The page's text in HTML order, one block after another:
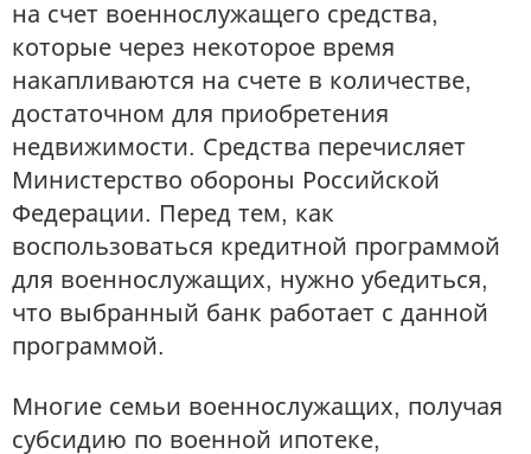
на счет военнослужащего средства,
которые через некоторое время
накапливаются на счете в количестве,
достаточном для приобретения
недвижимости. Средства перечисляет
Министерство обороны Российской
Федерации. Перед тем, как
воспользоваться кредитной программой
для военнослужащих, нужно убедиться,
что выбранный банк работает с данной
программой.
Многие семьи военнослужащих, получая
субсидию по военной ипотеке,